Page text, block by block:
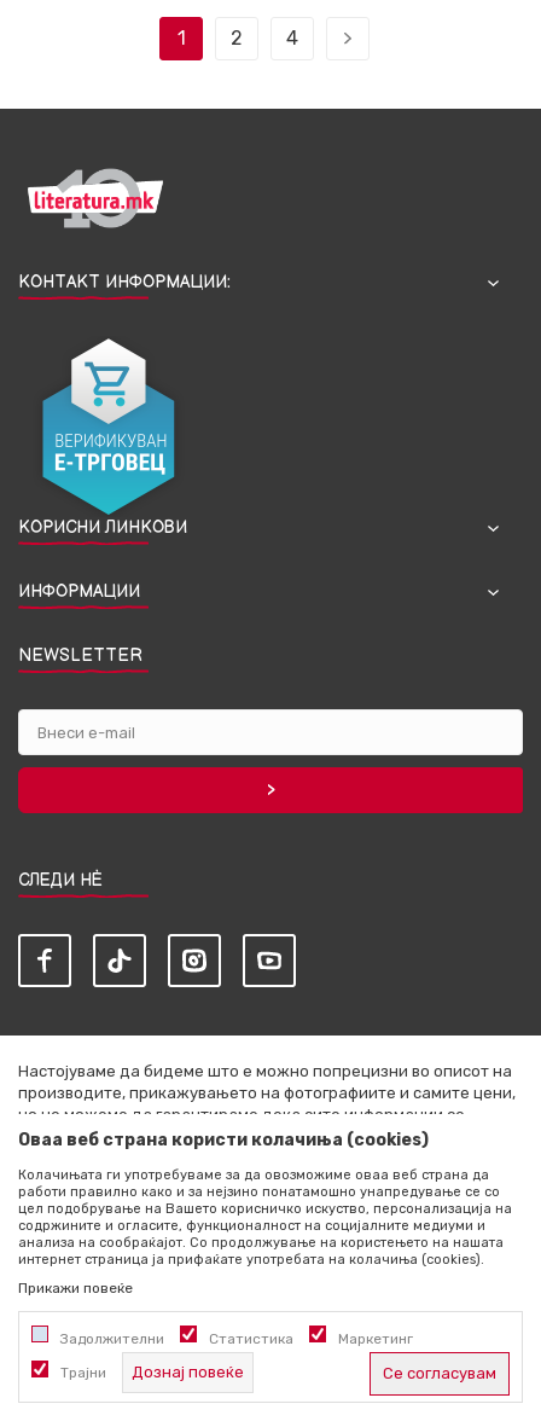
1 2 4
КОНТАКТ ИНФОРМАЦИИ:
КОРИСНИ ЛИНКОВИ
ИНФОРМАЦИИ
NEWSLETTER
СЛЕДИ НЀ
Настојуваме да бидеме што е можно попрецизни во описот на
производите, прикажувањето на фотографиите и самите цени,
но не можеме да гарантираме дека сите информации се
комплетни и без грешки. Сите артикли прикажани на сајтот се
секој момент. Расположливоста на производите можете да ја
проверите со повик на +389 76 444 490
©2026 literatura.mk, Изработено одNB SOFT. Сите права
задржани.
Оваа веб страна користи колачиња (cookies)
Колачињата ги употребуваме за да овозможиме оваа веб страна да
работи правилно како и за нејзино понатамошно унапредување се со
цел подобрување на Вашето корисничко искуство, персонализација на
содржините и огласите, функционалност на социјалните медиуми и
анализа на сообраќајот. Со продолжување на користењето на нашата
интернет страница ја прифаќате употребата на колачиња (cookies).
Прикажи повеќе
Задолжителни Статистика Маркетинг
Трајни Дознај повеќе Се согласувам